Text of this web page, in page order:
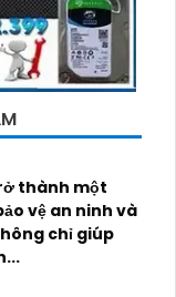
thành một
vệ an ninh và